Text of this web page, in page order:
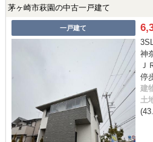
茅ヶ崎市萩園の中古一戸建て
一戸建て
神
Ｊ
停
建
土